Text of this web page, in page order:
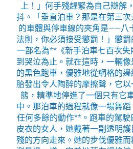
上！」何手殘趕緊為自己辯解
抖。「垂直泊車？那是在第三
的車體與停車線的夾角是——八
法則，你必須接受懲罰！」懲
一部名為**《新手泊車七百次
到哭泣為止。就在這時，一輛
的黑色跑車，優雅地從網格的
胎發出令人陶醉的摩擦聲，它
態，精準地停進了一個只有它
中。那泊車的過程就像一場舞
任何多餘的動作**。跑車的駕
皮衣的女人，她戴著一副透明
殘的方向走來。她的步伐優雅